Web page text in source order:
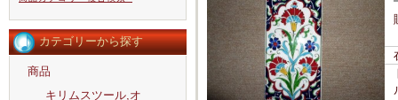
カテゴリーから探す
商品
キリムスツール,オ